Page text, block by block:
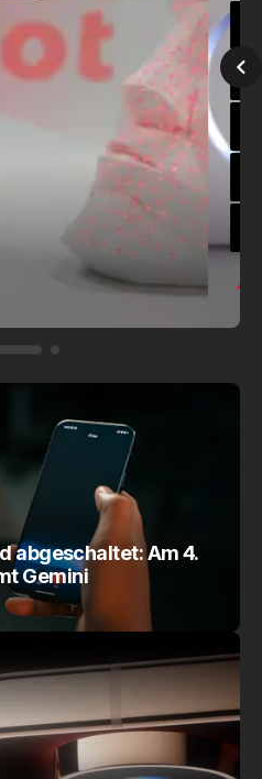
abgeschaltet: Am 4.
Gemini